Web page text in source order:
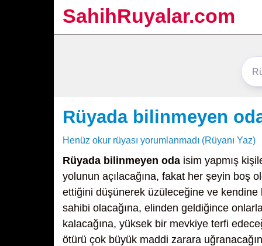
SahihRuyalar.com
Rüyada bilinmeyen
Henüz okur rüyası yorumlanmadı (Rüyanı Yaz)
Rüyada bilinmeyen oda isim yapmış
yolunun açılacağına, fakat her şeyin boş
ettiğini düşünerek üzüleceğine ve
sahibi olacağına, elinden geldiğince
kalacağına, yüksek bir mevkiye terfi
ötürü çok büyük maddi zarara